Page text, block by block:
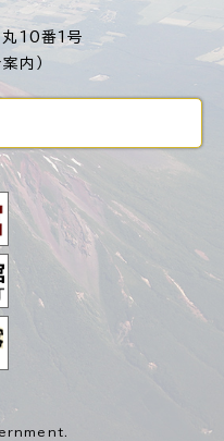
10番1号
内）